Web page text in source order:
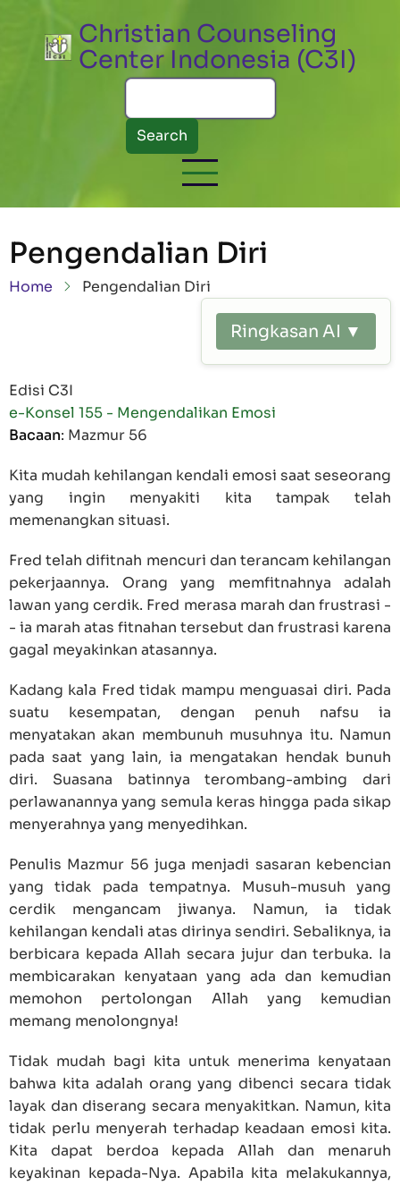
Christian Counseling
Center Indonesia (C3I)
Search
Pengendalian Diri
Breadcrumb
Home Pengendalian Diri
Ringkasan AI ▼
Edisi C3I
e-Konsel 155 - Mengendalikan Emosi
Bacaan: Mazmur 56
Kita mudah kehilangan kendali emosi saat seseorang
yang ingin menyakiti kita tampak telah
memenangkan situasi.
Fred telah difitnah mencuri dan terancam kehilangan
pekerjaannya. Orang yang memfitnahnya adalah
lawan yang cerdik. Fred merasa marah dan frustrasi -
- ia marah atas fitnahan tersebut dan frustrasi karena
gagal meyakinkan atasannya.
Kadang kala Fred tidak mampu menguasai diri. Pada
suatu kesempatan, dengan penuh nafsu ia
menyatakan akan membunuh musuhnya itu. Namun
pada saat yang lain, ia mengatakan hendak bunuh
diri. Suasana batinnya terombang-ambing dari
perlawanannya yang semula keras hingga pada sikap
menyerahnya yang menyedihkan.
Penulis Mazmur 56 juga menjadi sasaran kebencian
yang tidak pada tempatnya. Musuh-musuh yang
cerdik mengancam jiwanya. Namun, ia tidak
kehilangan kendali atas dirinya sendiri. Sebaliknya, ia
berbicara kepada Allah secara jujur dan terbuka. Ia
membicarakan kenyataan yang ada dan kemudian
memohon pertolongan Allah yang kemudian
memang menolongnya!
Tidak mudah bagi kita untuk menerima kenyataan
bahwa kita adalah orang yang dibenci secara tidak
layak dan diserang secara menyakitkan. Namun, kita
tidak perlu menyerah terhadap keadaan emosi kita.
Kita dapat berdoa kepada Allah dan menaruh
keyakinan kepada-Nya. Apabila kita melakukannya,